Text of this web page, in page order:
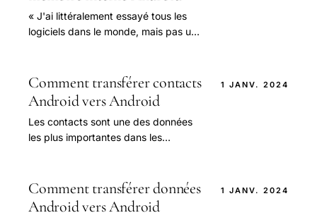
« J'ai littéralement essayé tous les
logiciels dans le monde, mais pas un
Galaxy S6.
Comment transférer contacts
Android vers Android
Les contacts sont une des données
les plus importantes dans les
amis, famille.
1 JANV. 2024
Comment transférer données
Android vers Android
1 JANV. 2024